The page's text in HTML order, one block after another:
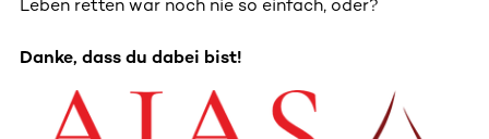
Leben retten war noch nie so einfach, oder?
Danke, dass du dabei bist!